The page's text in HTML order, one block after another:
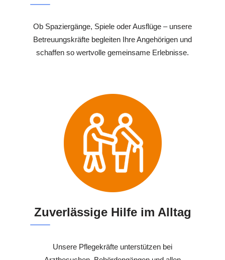
Ob Spaziergänge, Spiele oder Ausflüge – unsere
Betreuungskräfte begleiten Ihre Angehörigen und
schaffen so wertvolle gemeinsame Erlebnisse.
Zuverlässige Hilfe im Alltag
Unsere Pflegekräfte unterstützen bei